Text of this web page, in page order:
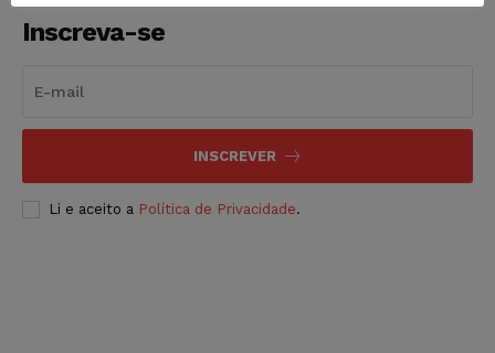
Inscreva-se
INSCREVER
Li e aceito a Política de Privacidade.